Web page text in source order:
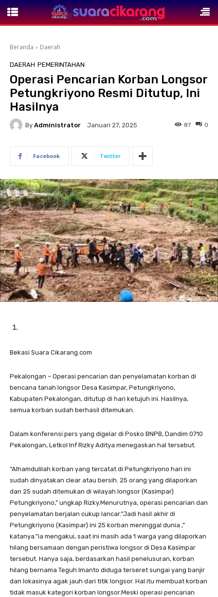
Beranda Daerah
DAERAH PEMERINTAHAN
Operasi Pencarian Korban Longsor
Petungkriyono Resmi Ditutup, Ini
Hasilnya
By Administrator Januari 27, 2025 0
87
Facebook Twitter
Bekasi Suara Cikarang.com
Pekalongan – Operasi pencarian dan penyelamatan korban di
bencana tanah longsor Desa Kasimpar, Petungkriyono,
Kabupaten Pekalongan, ditutup di hari ketujuh ini. Hasilnya,
semua korban sudah berhasil ditemukan.
Dalam konferensi pers yang digelar di Posko BNPB, Dandim 0710
Pekalongan, Letkol Inf Rizky Aditya menegaskan hal tersebut.
“Alhamdulilah korban yang tercatat di Petungkriyono hari ini
sudah dinyatakan clear atau bersih. 25 orang yang dilaporkan
dan 25 sudah ditemukan di wilayah longsor (Kasimpar)
Petungkriyono,” ungkap Rizky.Menurutnya, operasi pencarian dan
penyelamatan berjalan cukup lancar.”Jadi hasil akhir di
Petungkriyono (Kasimpar) ini 25 korban meninggal dunia ,”
katanya.”ia mengakui, saat ini masih ada 1 warga yang dilaporkan
hilang bersamaan dengan peristiwa longsor di Desa Kasimpar
tersebut. Hanya saja, berdasarkan hasil penelusuran, korban
hilang bernama Teguh Imanto diduga terseret sungai yang banjir
dan lokasinya agak jauh dari titik longsor. Hal itu membuat korban
tidak masuk kategori korban longsor.Meski operasi pencarian